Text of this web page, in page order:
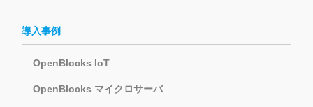
導入事例
OpenBlocks IoT
OpenBlocks マイクロサーバ